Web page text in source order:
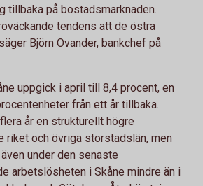
tillbaka på bostadsmarknaden.
tendens att de östra
Björn Ovander, bankchef på
uppgick i april till 8,4 procent, en
från ett år tillbaka.
år en strukturellt högre
riket och övriga storstadslän, men
under den senaste
arbetslösheten i Skåne mindre än i